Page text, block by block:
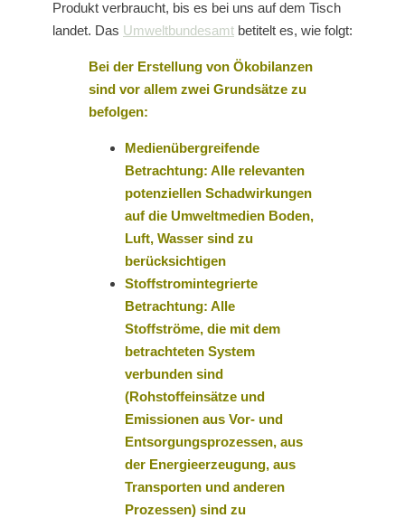
Produkt verbraucht, bis es bei uns auf dem Tisch
landet. Das Umweltbundesamt betitelt es, wie folgt:
Bei der Erstellung von Ökobilanzen
sind vor allem zwei Grundsätze zu
befolgen:
Medienübergreifende
Betrachtung: Alle relevanten
potenziellen Schadwirkungen
auf die Umweltmedien Boden,
Luft, Wasser sind zu
berücksichtigen
Stoffstromintegrierte
Betrachtung: Alle
Stoffströme, die mit dem
betrachteten System
verbunden sind
(Rohstoffeinsätze und
Emissionen aus Vor- und
Entsorgungsprozessen, aus
der Energieerzeugung, aus
Transporten und anderen
Prozessen) sind zu